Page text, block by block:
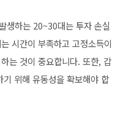
생하는 20~30대는 투자 손실
시간이 부족하고 고정소득이
는 것이 중요합니다. 또한, 갑
위해 유동성을 확보해야 합